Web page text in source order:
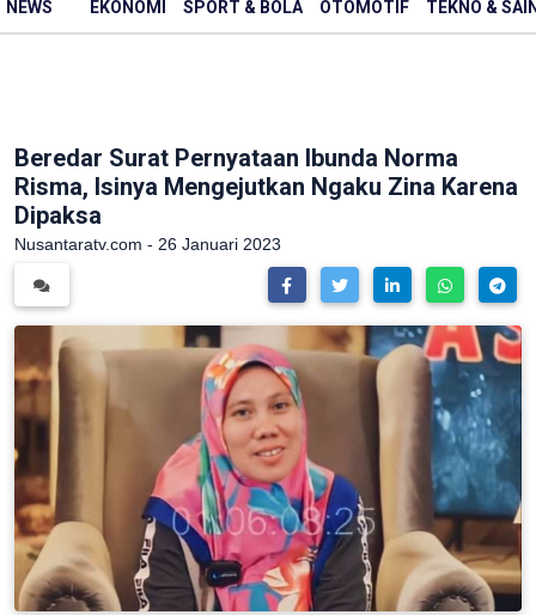
NEWS EKONOMI SPORT & BOLA OTOMOTIF TEKNO &
Beredar Surat Pernyataan Ibunda Norma
Risma, Isinya Mengejutkan Ngaku Zina Karena
Dipaksa
Nusantaratv.com - 26 Januari 2023